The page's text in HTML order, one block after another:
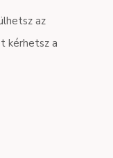
az
kérhetsz a